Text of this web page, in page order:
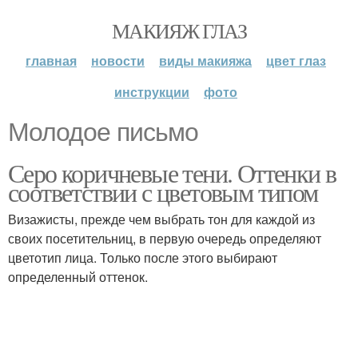
МАКИЯЖ ГЛАЗ
главная новости виды макияжа
цвет глаз
инструкции
фото
Молодое письмо
Серо коричневые тени. Оттенки в
соответствии с цветовым типом
Визажисты, прежде чем выбрать тон для каждой из
своих посетительниц, в первую очередь определяют
цветотип лица. Только после этого выбирают
определенный оттенок.